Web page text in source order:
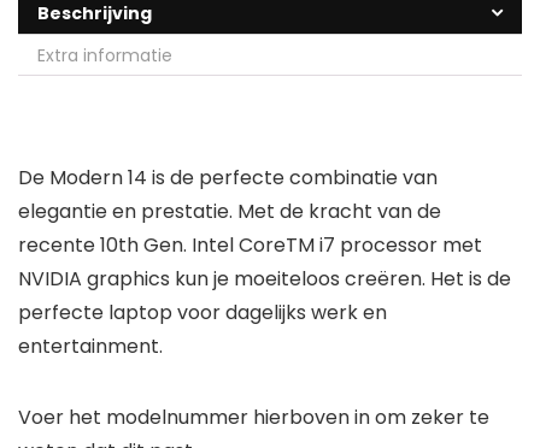
Beschrijving
Extra informatie
De Modern 14 is de perfecte combinatie van
elegantie en prestatie. Met de kracht van de
recente 10th Gen. Intel CoreTM i7 processor met
NVIDIA graphics kun je moeiteloos creëren. Het is de
perfecte laptop voor dagelijks werk en
entertainment.
Voer het modelnummer hierboven in om zeker te